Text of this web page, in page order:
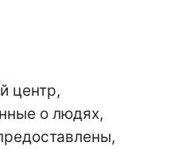
центр,
о людях,